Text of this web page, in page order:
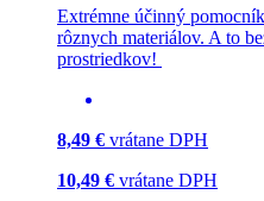
Extrémne účinný
rôznych materiálov. A to
prostriedkov!
8,49 € vrátane DPH
10,49 € vrátane DPH